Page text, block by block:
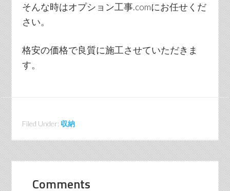
そんな時はオプション工事.comにお任せくだ
さい。
格安の価格で良質に施工させていただきま
す。
Filed Under: 収納
Comments